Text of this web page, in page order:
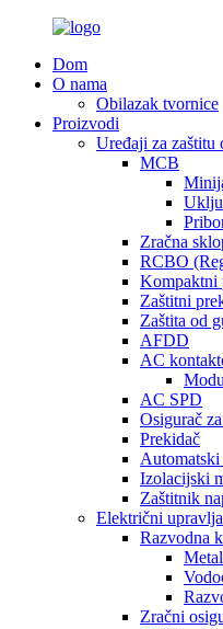
Dom
O nama
Obilazak tvornice
Proizvodi
Uređaji za zaštitu
MCB
Zračna
RCBO
Kompaktni
Zaštitni
Zaštita od
AFDD
AC
AC SPD
Osigurač
Prekidač
Automatski
Izolacijski
Zaštitnik
Električni
Razvodna
Zračni